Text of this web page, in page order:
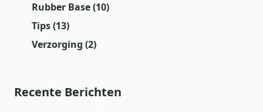
Rubber Base(10)
Tips(13)
Verzorging (2)
Recente Berichten